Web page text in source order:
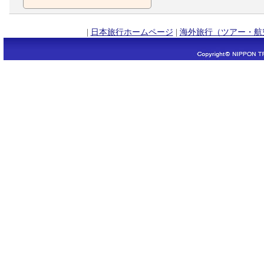
| 日本旅行ホームページ | 海外旅行（ツアー・航